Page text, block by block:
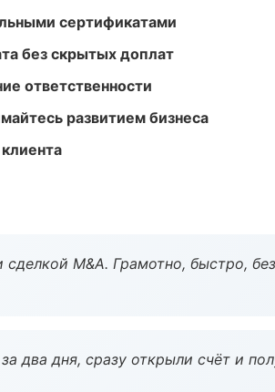
сертификатами
без скрытых доплат
ответственности
развитием бизнеса
M&A. Грамотно, быстро,
два дня, сразу открыли счёт и